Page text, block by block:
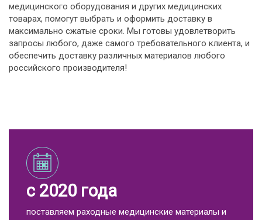
медицинского оборудования и других медицинских
товарах, помогут выбрать и оформить доставку в
максимально сжатые сроки. Мы готовы удовлетворить
запросы любого, даже самого требовательного клиента, и
обеспечить доставку различных материалов любого
российского производителя!
с 2020 года
поставляем раходные медицинские материалы и